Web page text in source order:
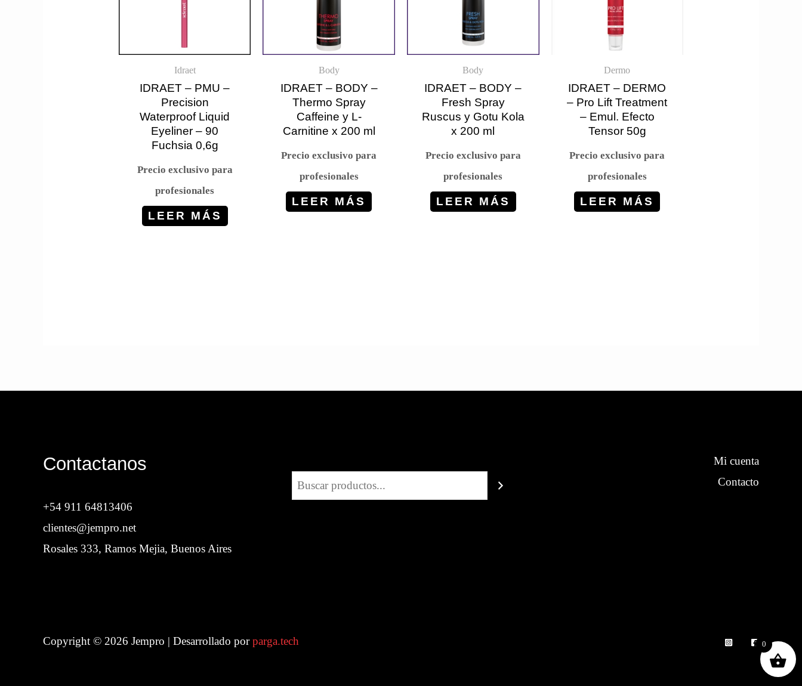
Idraet
IDRAET – PMU –
Precision
Waterproof Liquid
Eyeliner – 90
Fuchsia 0,6g
Precio exclusivo para
profesionales
LEER MÁS
Body
IDRAET – BODY –
Thermo Spray
Caffeine y L-
Carnitine x 200 ml
Precio exclusivo para
profesionales
LEER MÁS
Body
IDRAET – BODY –
Fresh Spray
Ruscus y Gotu Kola
x 200 ml
Precio exclusivo para
profesionales
LEER MÁS
Dermo
IDRAET – DERMO
– Pro Lift Treatment
– Emul. Efecto
Tensor 50g
Precio exclusivo para
profesionales
LEER MÁS
Contactanos
+54 911 64813406
clientes@jempro.net
Rosales 333, Ramos Mejia, Buenos Aires
Mi cuenta
Contacto
Copyright © 2026 Jempro | Desarrollado porparga.tech 0